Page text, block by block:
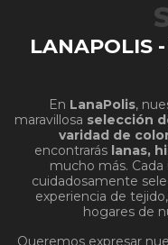
LANAPOLIS
En LanaPolis,
maravillosa selección
varidad de
encontrarás lanas,
mucho más.
cuidadosamente
experiencia de
hogares de
Queremos expresar